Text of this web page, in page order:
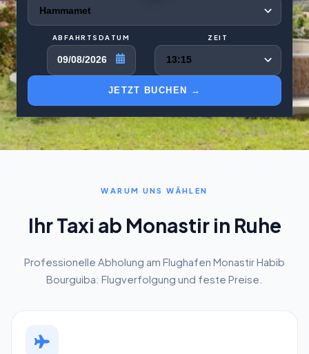
ABFAHRTSDATUM
09/08/2026
ZEIT
JETZT BUCHEN →
WARUM UNS WÄHLEN
Ihr Taxi ab Monastir in Ruhe
Professionelle Abholung am Flughafen Monastir Habib
Bourguiba: Flugverfolgung und feste Preise.